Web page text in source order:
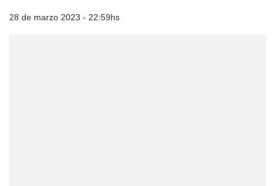
28 de marzo 2023 - 22:59hs